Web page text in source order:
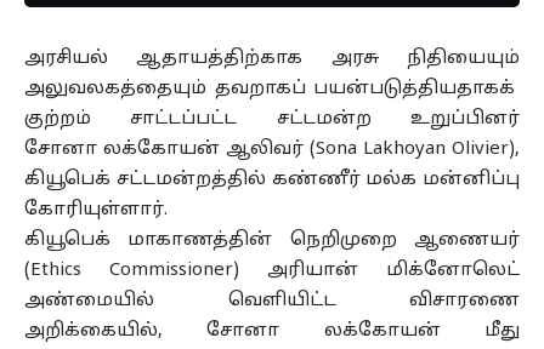
அரசியல் ஆதாயத்திற்காக அரசு நிதியையும்
அலுவலகத்தையும் தவறாகப் பயன்படுத்தியதாகக்
குற்றம் சாட்டப்பட்ட சட்டமன்ற உறுப்பினர்
சோனா லக்கோயன் ஆலிவர் (Sona Lakhoyan Olivier),
கியூபெக் சட்டமன்றத்தில் கண்ணீர் மல்க மன்னிப்பு
கோரியுள்ளார்.
கியூபெக் மாகாணத்தின் நெறிமுறை ஆணையர்
(Ethics Commissioner) அரியான் மிக்னோலெட்
அண்மையில் வெளியிட்ட விசாரணை
அறிக்கையில், சோனா லக்கோயன் மீது